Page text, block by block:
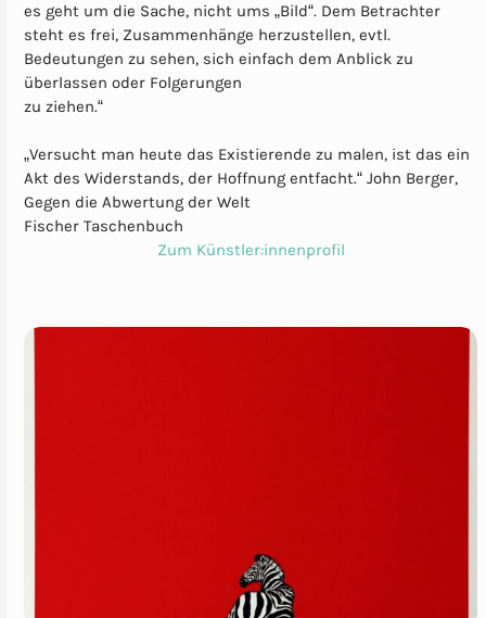
es geht um die Sache, nicht ums „Bild“. Dem Betrachter
steht es frei, Zusammenhänge herzustellen, evtl.
Bedeutungen zu sehen, sich einfach dem Anblick zu
überlassen oder Folgerungen
zu ziehen.“
„Versucht man heute das Existierende zu malen, ist das ein
Akt des Widerstands, der Hoffnung entfacht.“ John Berger,
Gegen die Abwertung der Welt
Fischer Taschenbuch
Zum Künstler:innenprofil